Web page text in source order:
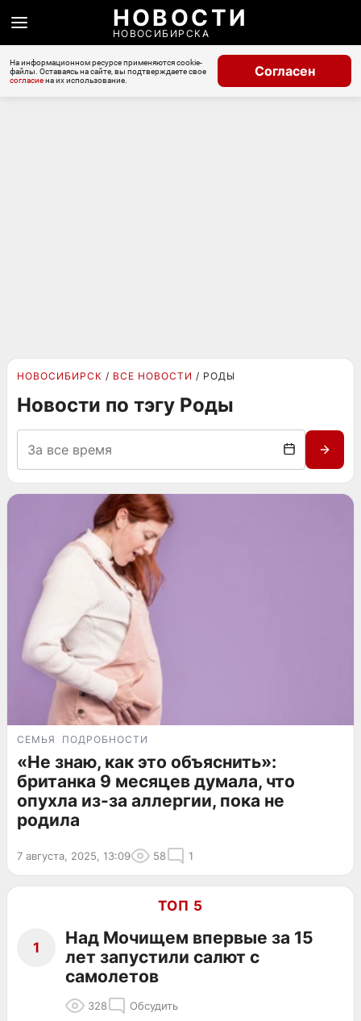
НОВОСТИ
НОВОСИБИРСКА
На информационном ресурсе применяются cookie-
файлы. Оставаясь на сайте, вы подтверждаете свое
согласиена их использование.
Согласен
НОВОСИБИРСК ВСЕ НОВОСТИ РОДЫ
Новости по тэгу Роды
СЕМЬЯ ПОДРОБНОСТИ
«Не знаю, как это объяснить»:
британка 9 месяцев думала, что
опухла из-за аллергии, пока не
родила
7 августа, 2025, 13:09 58 1
ТОП 5
1
Над Мочищем впервые за 15
лет запустили салют с
самолетов
328 Обсудить